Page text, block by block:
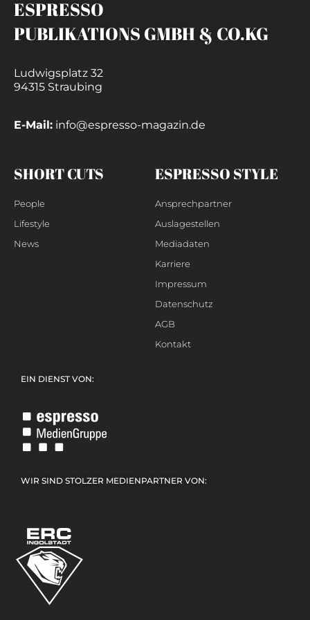
ESPRESSO
PUBLIKATIONS GMBH & CO.KG
Ludwigsplatz 32
94315 Straubing
E-Mail: info@espresso-magazin.de
SHORT CUTS
People
Lifestyle
News
ESPRESSO STYLE
Ansprechpartner
Auslagestellen
Mediadaten
Karriere
Impressum
Datenschutz
AGB
Kontakt
EIN DIENST VON:
WIR SIND STOLZER MEDIENPARTNER VON: